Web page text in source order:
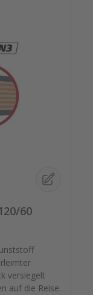
60
auf die Reise.